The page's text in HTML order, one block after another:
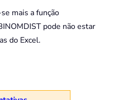
mais a função
pode não estar
do Excel.